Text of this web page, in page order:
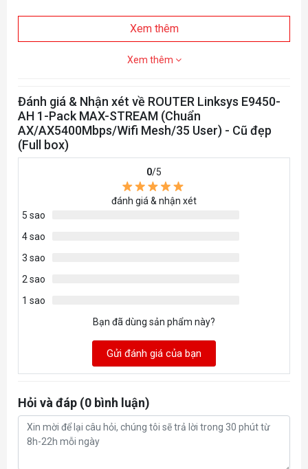
1.2Ghz
512MB
MU-MIMO Có
Hỗ trợ MESH
1Gbps
Tốc độ WAN
Cổng kết nối khác
Xem thêm
Xem thêm
Đánh giá & Nhận xét về ROUTER Linksys E9450-
AH 1-Pack MAX-STREAM (Chuẩn
AX/AX5400Mbps/Wifi Mesh/35 User) - Cũ đẹp
(Full box)
0/5
đánh giá & nhận xét
5 sao
4 sao
3 sao
2 sao
1 sao
Bạn đã dùng sản phẩm này?
Gửi đánh giá của bạn
Hỏi và đáp (0 bình luận)